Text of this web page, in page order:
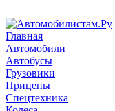
Главная
Автомобили
Автобусы
Грузовики
Прицепы
Спецтехника